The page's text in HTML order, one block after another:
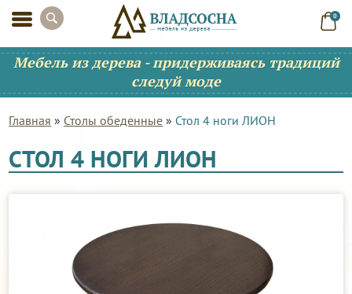
0
Мебель из дерева - придерживаясь традиций
следуй моде
Главная » Столы обеденные » Стол 4 ноги ЛИОН
СТОЛ 4 НОГИ ЛИОН